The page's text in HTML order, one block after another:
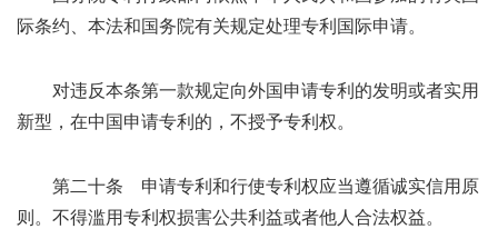
际条约、本法和国务院有关规定处理专利国际申请。
对违反本条第一款规定向外国申请专利的发明或者实用
新型，在中国申请专利的，不授予专利权。
第二十条 申请专利和行使专利权应当遵循诚实信用原
则。不得滥用专利权损害公共利益或者他人合法权益。